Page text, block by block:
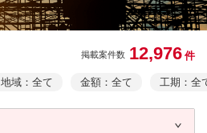
掲載案件数 12,976 件
地域：全て 金額：全て 工期：全